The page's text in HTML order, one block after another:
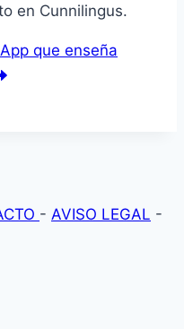
en Cunnilingus.
que enseña
- AVISO LEGAL -